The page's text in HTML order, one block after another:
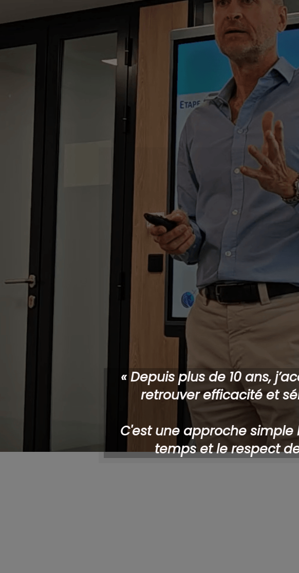
« Depuis plus de 10 ans,
retrouver efficacité et
C'est une approche
temps et le respect